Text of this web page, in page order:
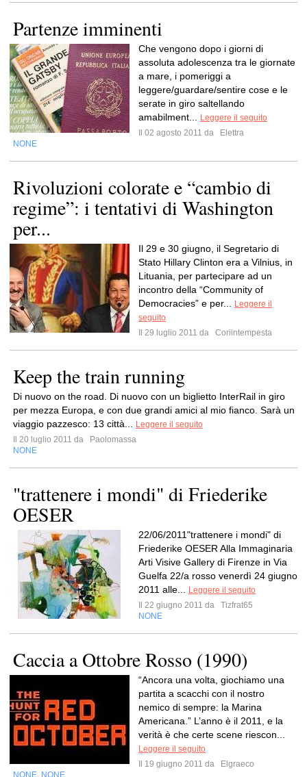
Partenze imminenti
Che vengono dopo i giorni di
assoluta adolescenza tra le giornate
a mare, i pomeriggi a
leggere/guardare/sentire cose e le
serate in giro saltellando
amabilment...
Leggere il seguito
Il 02 agosto 2011 da
Elettra
NONE
Rivoluzioni colorate e “cambio di
regime”: i tentativi di Washington
per...
Il 29 e 30 giugno, il Segretario di
Stato Hillary Clinton era a Vilnius, in
Lituania, per partecipare ad un
incontro della “Community of
Democracies” e per...
Leggere il
seguito
Il 29 luglio 2011 da
Coriintempesta
Keep the train running
Di nuovo on the road. Di nuovo con un biglietto InterRail in giro
per mezza Europa, e con due grandi amici al mio fianco. Sarà un
viaggio pazzesco: 13 città...
Leggere il seguito
Il 20 luglio 2011 da
Paolomassa
NONE
"trattenere i mondi" di Friederike
OESER
22/06/2011"trattenere i mondi" di
Friederike OESER Alla Immaginaria
Arti Visive Gallery di Firenze in Via
Guelfa 22/a rosso venerdì 24 giugno
2011 alle...
Leggere il seguito
Il 22 giugno 2011 da
Tizfrat65
NONE
Caccia a Ottobre Rosso (1990)
“Ancora una volta, giochiamo una
partita a scacchi con il nostro
nemico di sempre: la Marina
Americana.” L’anno è il 2011, e la
verità è che certe scene riescon...
Leggere il seguito
Il 19 giugno 2011 da
Elgraeco
NONE NONE